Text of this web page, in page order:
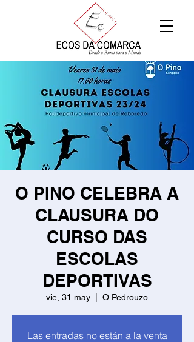
O PINO CELEBRA A
CLAUSURA DO
CURSO DAS
ESCOLAS
DEPORTIVAS
vie, 31 may O Pedrouzo
Las entradas no están a la venta